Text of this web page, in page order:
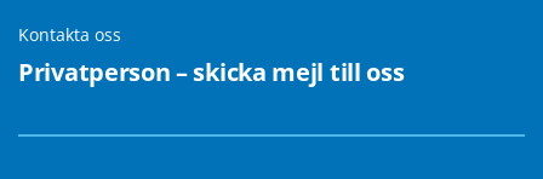
Kontakta oss
Privatperson – skicka mejl till oss